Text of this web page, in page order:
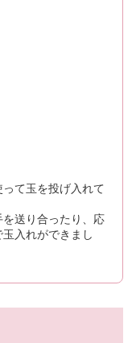
て玉を投げ入れて
送り合ったり、応
入れができまし